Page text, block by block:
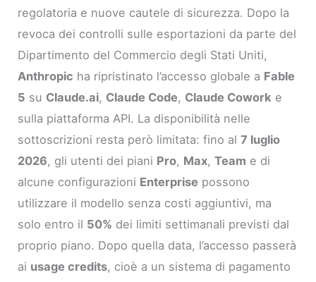
regolatoria e nuove cautele di sicurezza. Dopo la
revoca dei controlli sulle esportazioni da parte del
Dipartimento del Commercio degli Stati Uniti,
Anthropic ha ripristinato l’accesso globale a Fable
5 su Claude.ai, Claude Code, Claude Cowork e
sulla piattaforma API. La disponibilità nelle
sottoscrizioni resta però limitata: fino al7 luglio
2026, gli utenti dei piani Pro, Max,Team e di
alcune configurazioni Enterprise possono
utilizzare il modello senza costi aggiuntivi, ma
solo entro il 50% dei limiti settimanali previsti dal
proprio piano. Dopo quella data, l’accesso passerà
ai usage credits, cioè a un sistema di pagamento